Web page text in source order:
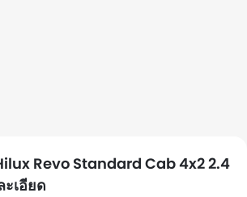
Revo Standard Cab 4x2 2.4
เอียด